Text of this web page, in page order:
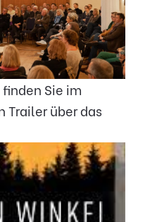
finden Sie im
Trailer über das